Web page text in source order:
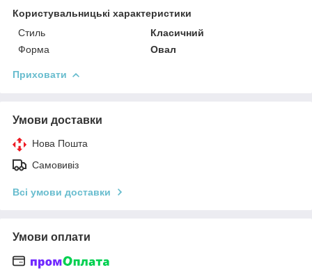
Користувальницькі характеристики
Стиль
Класичний
Форма
Овал
Приховати
Умови доставки
Нова Пошта
Самовивіз
Всі умови доставки
Умови оплати